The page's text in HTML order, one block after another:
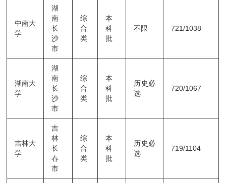
中南大
学
湖
南
长
沙
市
综
合
类
本
科
批
不限 721/1038
湖南大
学
湖
南
长
沙
市
综
合
类
本
科
批
历史必
选
720/1067
吉林大
学
吉
林
长
春
市
综
合
类
本
科
批
历史必
选
719/1104